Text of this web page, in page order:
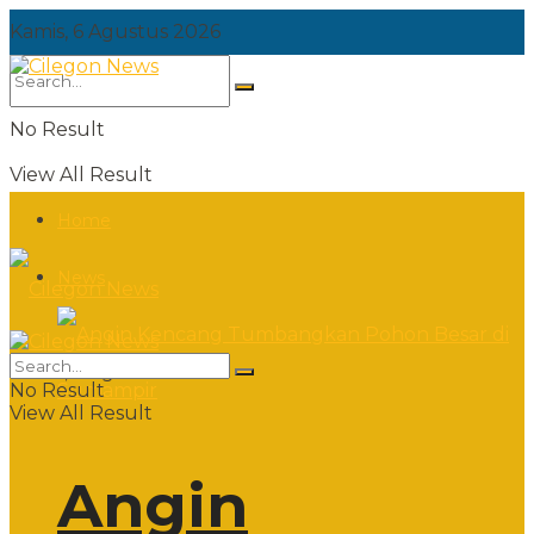
Kamis, 6 Agustus 2026
No Result
View All Result
Angin
Kamis, 6 Agustus 2026
No Result
View All Result